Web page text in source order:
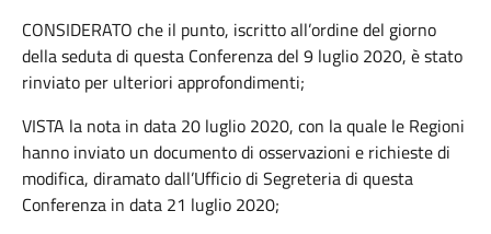
CONSIDERATO che il punto, iscritto all’ordine del giorno
della seduta di questa Conferenza del 9 luglio 2020, è stato
rinviato per ulteriori approfondimenti;
VISTA la nota in data 20 luglio 2020, con la quale le Regioni
hanno inviato un documento di osservazioni e richieste di
modifica, diramato dall’Ufficio di Segreteria di questa
Conferenza in data 21 luglio 2020;